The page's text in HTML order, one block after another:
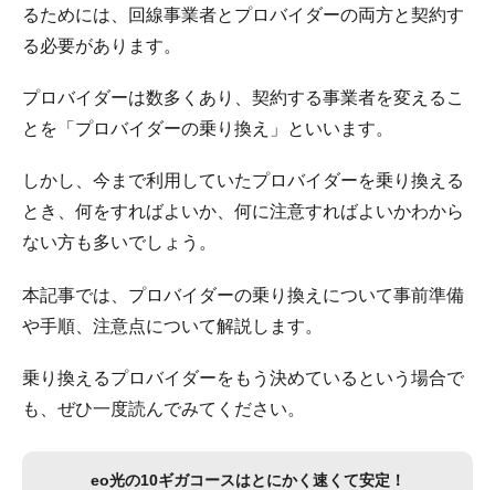
るためには、回線事業者とプロバイダーの両方と契約す
る必要があります。
プロバイダーは数多くあり、契約する事業者を変えるこ
とを「プロバイダーの乗り換え」といいます。
しかし、今まで利用していたプロバイダーを乗り換える
とき、何をすればよいか、何に注意すればよいかわから
ない方も多いでしょう。
本記事では、プロバイダーの乗り換えについて事前準備
や手順、注意点について解説します。
乗り換えるプロバイダーをもう決めているという場合で
も、ぜひ一度読んでみてください。
eo光の10ギガコースはとにかく速くて安定！